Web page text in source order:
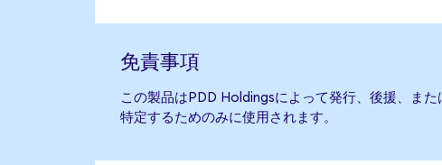
免責事項
この製品はPDD Holdingsによって発行、後援、ま
特定するためのみに使用されます。